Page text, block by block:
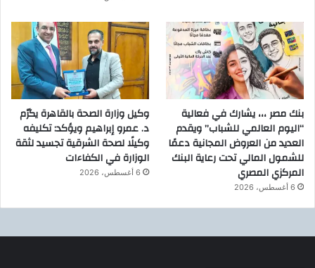
بنك مصر ،،، يشارك في فعالية
“اليوم العالمي للشباب” ويقدم
العديد من العروض المجانية دعمًا
للشمول المالي تحت رعاية البنك
المركزي المصري
6 أغسطس، 2026
وكيل وزارة الصحة بالقاهرة يكرّم
د. عمرو إبراهيم ويؤكد: تكليفه
وكيلًا لصحة الشرقية تجسيد لثقة
الوزارة في الكفاءات
6 أغسطس، 2026